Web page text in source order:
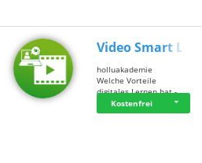
Video Smart Lea…
holluakademie
Welche Vorteile
digitales Lernen hat - …
Kostenfrei